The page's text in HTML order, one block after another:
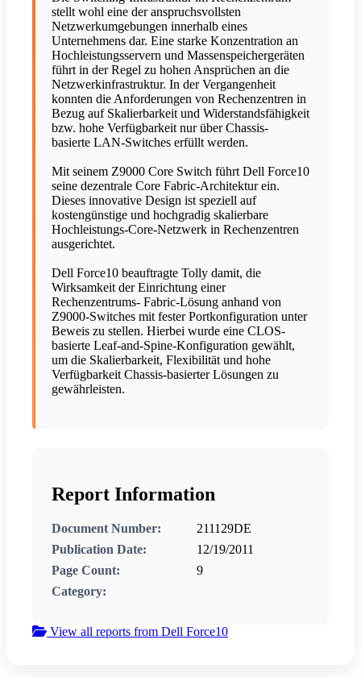
stellt wohl eine der anspruchsvollsten
Netzwerkumgebungen innerhalb eines
Unternehmens dar. Eine starke Konzentration an
Hochleistungsservern und Massenspeichergeräten
führt in der Regel zu hohen Ansprüchen an die
Netzwerkinfrastruktur. In der Vergangenheit
konnten die Anforderungen von Rechenzentren in
Bezug auf Skalierbarkeit und Widerstandsfähigkeit
bzw. hohe Verfügbarkeit nur über Chassis-
basierte LAN-Switches erfüllt werden.
Mit seinem Z9000 Core Switch führt Dell Force10
seine dezentrale Core Fabric-Architektur ein.
Dieses innovative Design ist speziell auf
kostengünstige und hochgradig skalierbare
Hochleistungs-Core-Netzwerk in Rechenzentren
ausgerichtet.
Dell Force10 beauftragte Tolly damit, die
Wirksamkeit der Einrichtung einer
Rechenzentrums- Fabric-Lösung anhand von
Z9000-Switches mit fester Portkonfiguration unter
Beweis zu stellen. Hierbei wurde eine CLOS-
basierte Leaf-and-Spine-Konfiguration gewählt,
um die Skalierbarkeit, Flexibilität und hohe
Verfügbarkeit Chassis-basierter Lösungen zu
gewährleisten.
Report Information
Document Number:
211129DE
Publication Date:
12/19/2011
Page Count:
9
Category:
View all reports from Dell Force10